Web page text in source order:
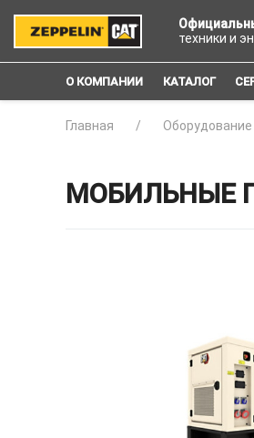
техники и
О КОМПАНИИ КАТАЛОГ
Главная Оборудование
МОБИЛЬНЫЕ